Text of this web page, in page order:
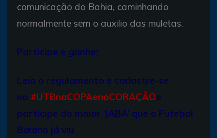
comunicação do Bahia, caminhando
normalmente sem o auxilio das muletas.
Participe e ganhe:
Leia o regulamento e cadastre-se
no #UTBnaCOPAenoCORAÇÃOe
participe do maior ‘JABÁ’ que o Futebol
Baiano já viu